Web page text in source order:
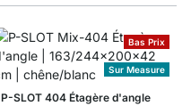
Bas Prix
Sur Measure
P-SLOT 404 Étagère d'angle